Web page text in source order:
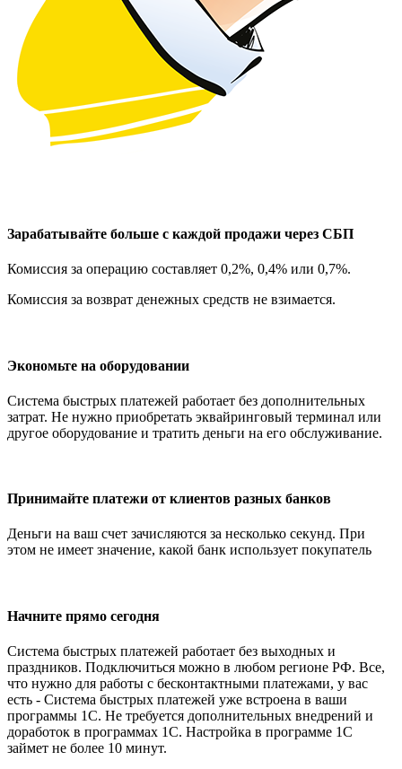
Зарабатывайте больше с каждой продажи через СБП
Комиссия за операцию составляет 0,2%, 0,4% или 0,7%.
Комиссия за возврат денежных средств не взимается.
Экономьте на оборудовании
Система быстрых платежей работает без дополнительных
затрат. Не нужно приобретать эквайринговый терминал или
другое оборудование и тратить деньги на его обслуживание.
Принимайте платежи от клиентов разных банков
Деньги на ваш счет зачисляются за несколько секунд. При
этом не имеет значение, какой банк использует покупатель
Начните прямо сегодня
Система быстрых платежей работает без выходных и
праздников. Подключиться можно в любом регионе РФ. Все,
что нужно для работы с бесконтактными платежами, у вас
есть - Система быстрых платежей уже встроена в ваши
программы 1С. Не требуется дополнительных внедрений и
доработок в программах 1С. Настройка в программе 1С
займет не более 10 минут.